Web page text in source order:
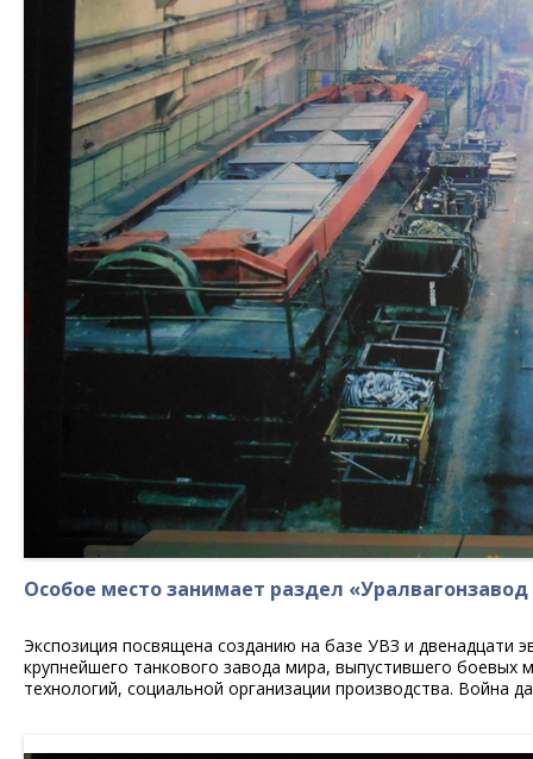
Особое место занимает раздел
Экспозиция посвящена созданию на базе УВЗ и двенадцати
крупнейшего танкового завода мира, выпустившего
технологий, социальной организации производства. Война